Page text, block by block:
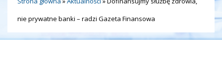
nie prywatne banki – radzi Gazeta Finansowa